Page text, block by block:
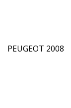
PEUGEOT 2008